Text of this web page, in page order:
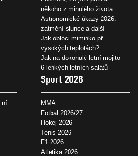
někoho z minulého života
Astronomické úkazy 2026:
zatmění slunce a další
Jak obléci miminko při
vysokých teplotách?
Jak na dokonalé letní mojito
6 lehkých letních salátů
ní
Sport 2026
MMA
Fotbal 2026/27
Hokej 2026
Tenis 2026
F1 2026
Atletika 2026